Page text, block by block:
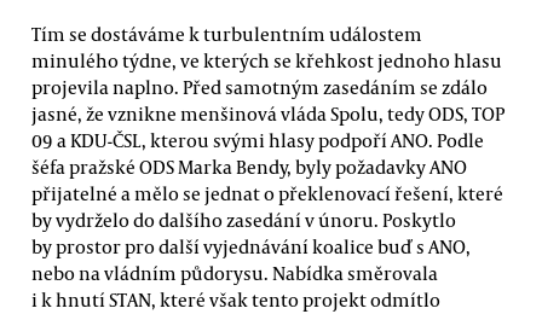
Tím se dostáváme k turbulentním událostem
minulého týdne, ve kterých se křehkost jednoho hlasu
projevila naplno. Před samotným zasedáním se zdálo
jasné, že vznikne menšinová vláda Spolu, tedy ODS, TOP
09 a KDU-ČSL, kterou svými hlasy podpoří ANO. Podle
šéfa pražské ODS Marka Bendy, byly požadavky ANO
přijatelné a mělo se jednat o překlenovací řešení, které
by vydrželo do dalšího zasedání v únoru. Poskytlo
by prostor pro další vyjednávání koalice buď s ANO,
nebo na vládním půdorysu. Nabídka směrovala
i k hnutí STAN, které však tento projekt odmítlo